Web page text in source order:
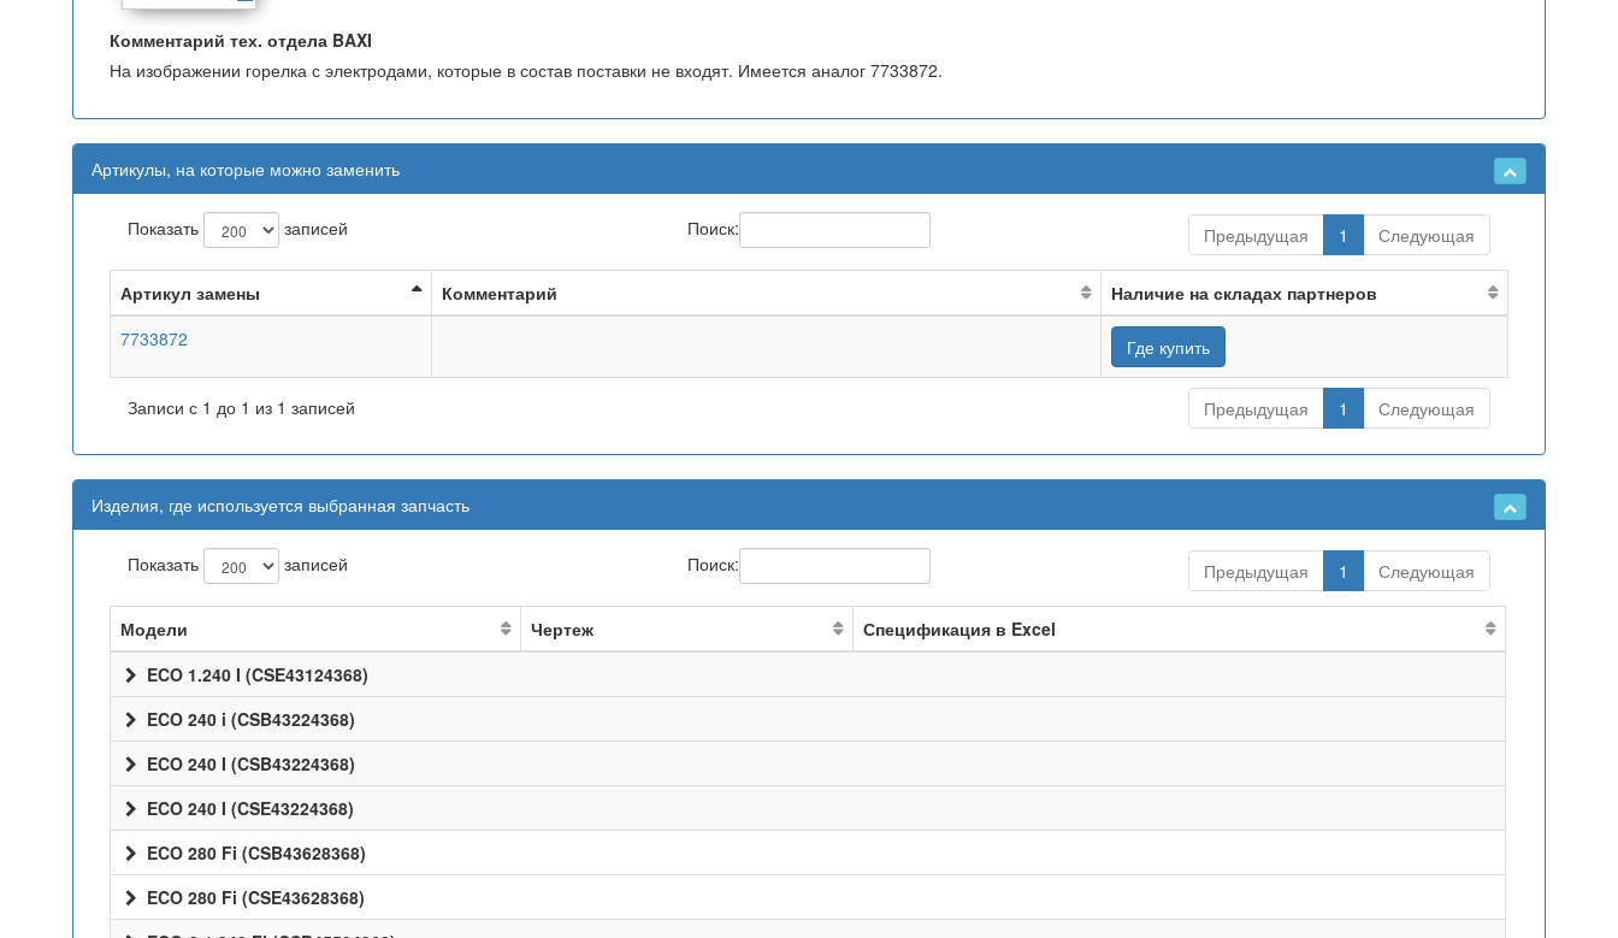
Комментарий тех. отдела BAXI
На изображении горелка с электродами, которые в состав поставки не входят. Имеется аналог 7733872.
Артикулы, на которые можно заменить
Показать записей Поиск: Предыдущая 1 Следующая
Артикул замены Комментарий
Наличие на складах партнеров
7733872
Где купить
Записи с 1 до 1 из 1 записей Предыдущая 1 Следующая
Изделия, где используется выбранная запчасть
Показать записей Поиск: Предыдущая 1 Следующая
Модели Чертеж
Спецификация в Excel
ECO 1.240 I (CSE43124368)
ECO 240 i (CSB43224368)
ECO 240 I (CSB43224368)
ECO 240 I (CSE43224368)
ECO 280 Fi (CSB43628368)
ECO 280 Fi (CSE43628368)